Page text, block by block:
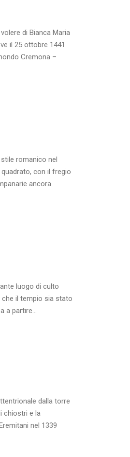
di Bianca Maria
il 25 ottobre 1441
Cremona –
romanico nel
con il fregio
ancora
luogo di culto
che il tempio sia stato
a partire...
dalla torre
chiostri e la
nel 1339